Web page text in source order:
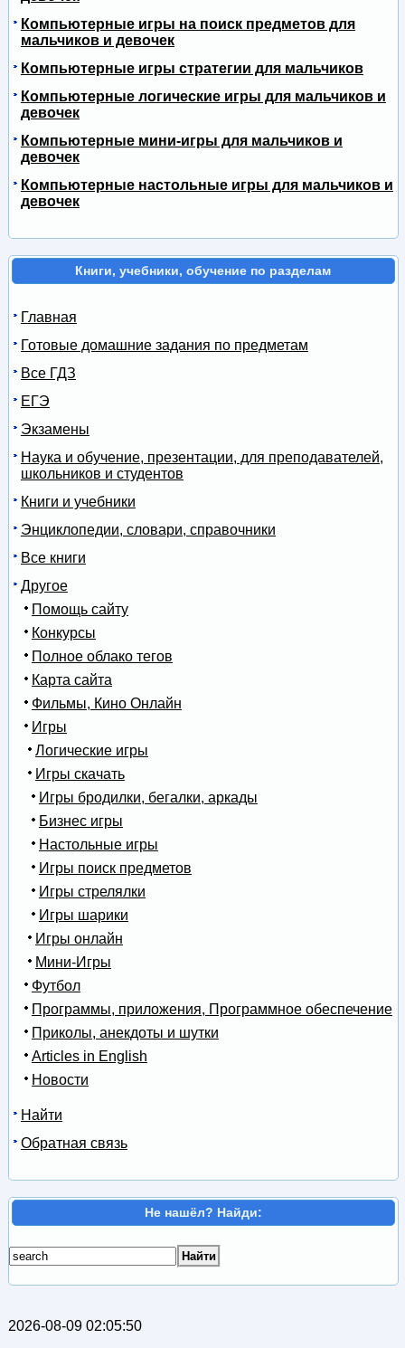
Компьютерные игры на поиск предметов для
мальчиков и девочек
Компьютерные игры стратегии для мальчиков
Компьютерные логические игры для мальчиков и
девочек
Компьютерные мини-игры для мальчиков и
девочек
Компьютерные настольные игры для мальчиков и
девочек
Книги, учебники, обучение по разделам
Главная
Готовые домашние задания по предметам
Все ГДЗ
ЕГЭ
Экзамены
Наука и обучение, презентации, для преподавателей,
школьников и студентов
Книги и учебники
Энциклопедии, словари, справочники
Все книги
Другое
Помощь сайту
Конкурсы
Полное облако тегов
Карта сайта
Фильмы, Кино Онлайн
Игры
Логические игры
Игры скачать
Игры бродилки, бегалки, аркады
Бизнес игры
Настольные игры
Игры поиск предметов
Игры стрелялки
Игры шарики
Игры онлайн
Мини-Игры
Футбол
Программы, приложения, Программное обеспечение
Приколы, анекдоты и шутки
Articles in English
Новости
Найти
Обратная связь
Не нашёл? Найди:
2026-08-09 02:05:50